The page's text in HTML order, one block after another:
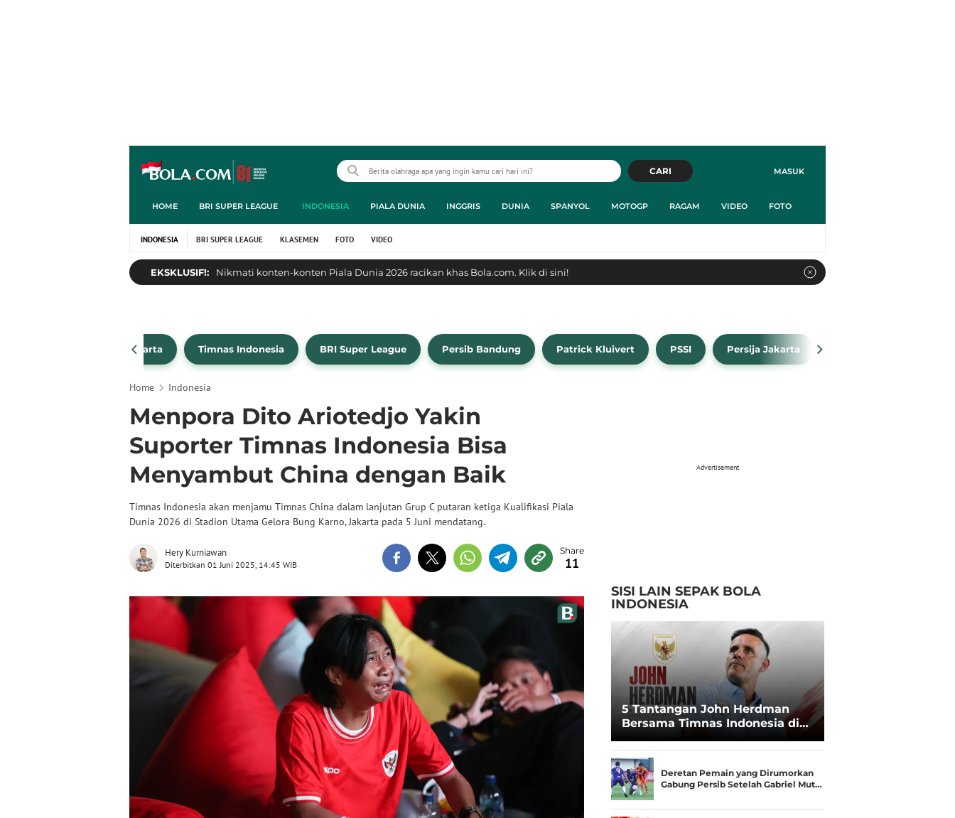
MASUK
CARI
HOME BRI SUPER LEAGUE INDONESIA PIALA DUNIA INGGRIS DUNIA SPANYOL MOTOGP RAGAM VIDEO FOTO
INDONESIA BRI SUPER LEAGUE KLASEMEN FOTO VIDEO
EKSKLUSIF!: Nikmati konten-konten Piala Dunia 2026 racikan khas Bola.com. Klik di sini!
Persija Jakarta Timnas Indonesia BRI Super League Persib Bandung Patrick Kluivert PSSI Persija Jakarta
Home Indonesia
Menpora Dito Ariotedjo Yakin
Suporter Timnas Indonesia Bisa
Menyambut China dengan Baik
Timnas Indonesia akan menjamu Timnas China dalam lanjutan Grup C putaran ketiga Kualifikasi Piala
Dunia 2026 di Stadion Utama Gelora Bung Karno, Jakarta pada 5 Juni mendatang.
Hery Kurniawan
Diterbitkan 01 Juni 2025, 14:45 WIB 11
Advertisement
SISI LAIN SEPAK BOLA
INDONESIA
5 Tantangan John Herdman
Bersama Timnas Indonesia di
Spesialis Runner-up Menjadi
Juara
Deretan Pemain yang Dirumorkan
Gabung Persib Setelah Gabriel Mut…